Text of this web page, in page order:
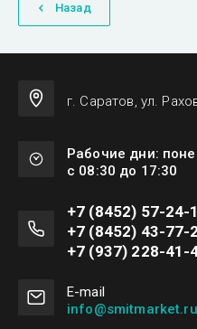
Назад
г. Саратов, ул.
Рабочие дни:
с 08:30 до 17:30
+7 (8452) 57-24-
+7 (8452) 43-77-
+7 (937) 228-41-
Е-mail